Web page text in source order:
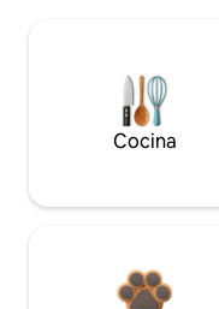
Cocina